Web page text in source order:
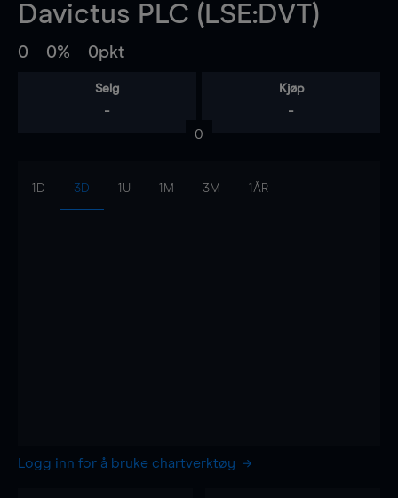
Davictus PLC (LSE:DVT)
0 0% 0pkt
Selg
-
Kjøp
-
0
1D 3D 1U 1M 3M 1ÅR
Logg inn for å bruke chartverktøy